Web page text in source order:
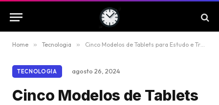
Home » Tecnologia » Cinco Modelos de Tablets para Estudo e Trabalho
TECNOLOGIA agosto 26, 2024
Cinco Modelos de Tablets